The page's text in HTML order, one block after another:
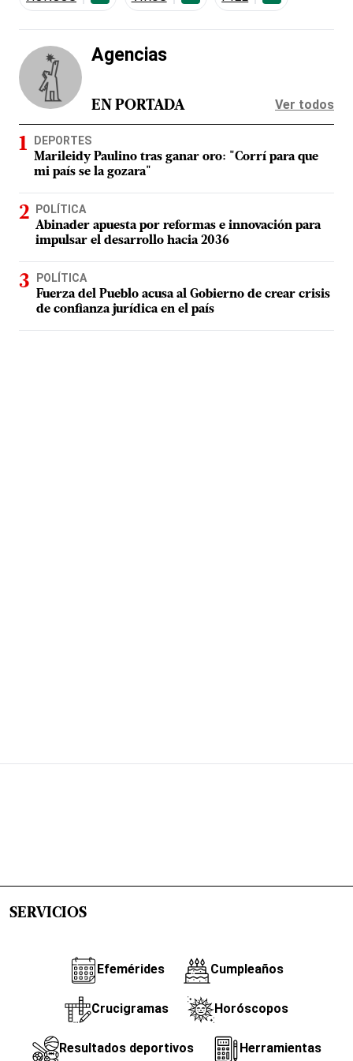
Agencias
EN PORTADA Ver todos
DEPORTES
Marileidy Paulino tras ganar oro: "Corrí para que
mi país se la gozara"
POLÍTICA
Abinader apuesta por reformas e innovación para
impulsar el desarrollo hacia 2036
POLÍTICA
Fuerza del Pueblo acusa al Gobierno de crear crisis
de confianza jurídica en el país
SERVICIOS
Efemérides Cumpleaños
Crucigramas Horóscopos
Resultados deportivos Herramientas